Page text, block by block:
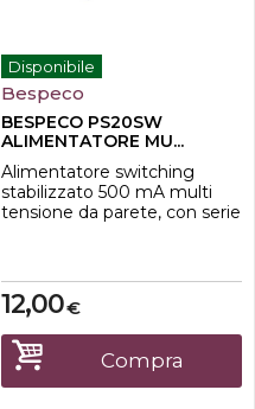
Disponibile
Bespeco
BESPECO PS20SW
ALIMENTATORE MU...
Alimentatore switching
stabilizzato 500 mA multi
tensione da parete, con serie
tecnicaDimensioni 56 (L) x 51
(P) x 84 (H) mmControlli
Selettore di
tensioneIngresso 90 240
Vac 50 / 60 HzConnessioni
Cavo 1.5 m Plug
€
12,00
Compra